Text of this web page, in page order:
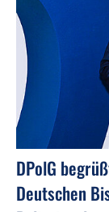
DPolG
Deutschen